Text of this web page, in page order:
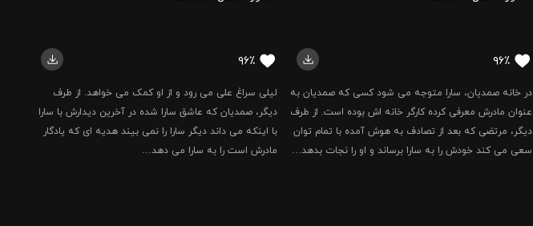
۹۶٪
در خانه صمدیان، سارا متوجه می شود کسی که صمدیان به
عنوان مادرش معرفی کرده کارگر خانه اش بوده است. از طرف
دیگر، مرتضی که بعد از تصادف به هوش آمده با تمام توان
سعی می کند خودش را به سارا برساند و او را نجات بدهد…
۹۶٪
لیلی سراغ علی می رود و از او کمک می خواهد. از طرف
دیگر، صمدیان که عاشق سارا شده در آخرین دیدارش با سارا
با اینکه می داند دیگر سارا را نمی بیند هدیه ای که یادگار
مادرش است را به سارا می دهد…